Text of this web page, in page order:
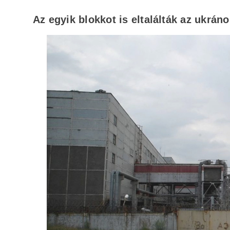
Az egyik blokkot is eltalálták az